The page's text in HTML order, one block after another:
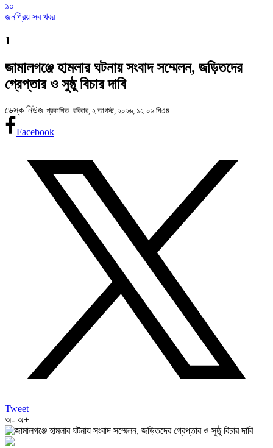
১০
জনপ্রিয় সব খবর
1
জামালগঞ্জে হামলার ঘটনায় সংবাদ সম্মেলন, জড়িতদের
গ্রেপ্তার ও সুষ্ঠু বিচার দাবি
ডেস্ক নিউজ প্রকাশিত: রবিবার, ২ আগস্ট, ২০২৬, ১২:০৬ পিএম
Facebook
Tweet
অ- অ+